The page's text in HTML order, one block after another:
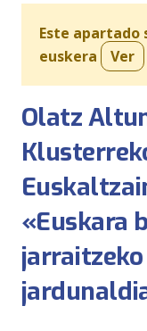
Este apartado
euskera
Ver
Olatz
«Euskara